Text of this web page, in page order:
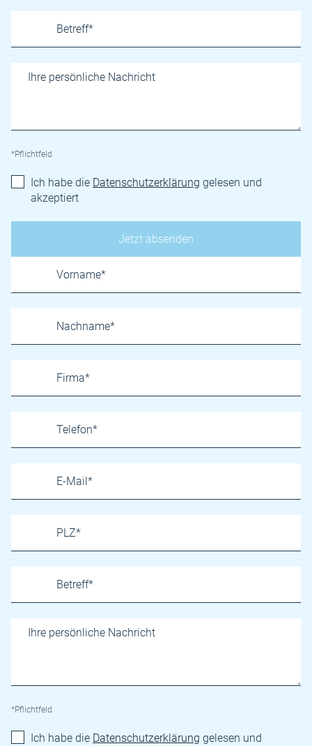
*Pflichtfeld
Ich habe die Datenschutzerklärung gelesen und
akzeptiert
*Pflichtfeld
Ich habe die Datenschutzerklärung gelesen und